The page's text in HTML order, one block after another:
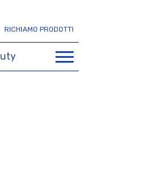
RICHIAMO PRODOTTI
uty